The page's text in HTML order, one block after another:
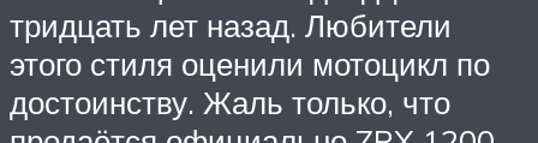
тридцать лет назад. Любители
этого стиля оценили мотоцикл по
достоинству. Жаль только, что